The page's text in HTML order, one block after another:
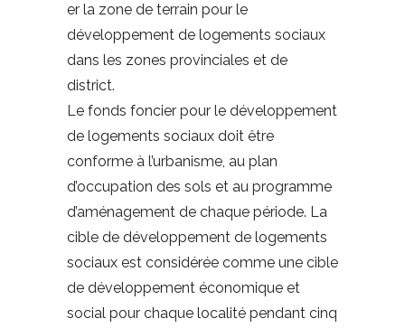
er la zone de terrain pour le
développement de logements sociaux
dans les zones provinciales et de
district.
Le fonds foncier pour le développement
de logements sociaux doit être
conforme à l’urbanisme, au plan
d’occupation des sols et au programme
d’aménagement de chaque période. La
cible de développement de logements
sociaux est considérée comme une cible
de développement économique et
social pour chaque localité pendant cinq